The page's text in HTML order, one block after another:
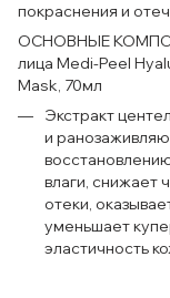
покраснения и
ОСНОВНЫЕ
лица Medi-Peel
Mask, 70мл
Экстракт
и
влаги, снижает
отеки,
уменьшает
эластичность